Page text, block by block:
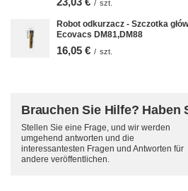
/ szt.
Robot odkurzacz - Szczotka
Ecovacs DM81,DM88
16,05 € / szt.
Brauchen Sie Hilfe? Haben
Stellen Sie eine Frage, und wir werden
umgehend antworten und die
interessantesten Fragen und Antworten für
andere veröffentlichen.